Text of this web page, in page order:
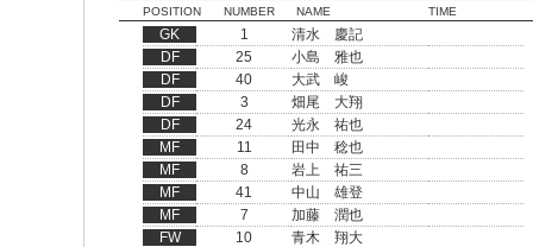
POSITION NUMBER NAME TIME
GK 1
清水 慶記
DF
25
小島 雅也
DF
40
大武 峻
DF
3
畑尾 大翔
DF
24
光永 祐也
MF
11
田中 稔也
MF
8
岩上 祐三
MF
41
中山 雄登
MF
7
加藤 潤也
FW
10
青木 翔大